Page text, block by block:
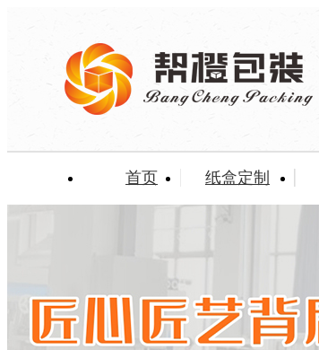
首页 纸盒定制